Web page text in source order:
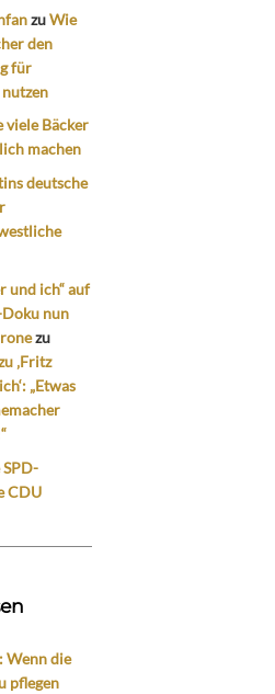
zuWie
den
für
viele Bäcker
machen
deutsche
und ich“ auf
Doku nun
zu
‚Fritz
„Etwas
CDU
Wenn die
pflegen